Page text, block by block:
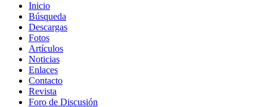
Inicio
Búsqueda
Descargas
Fotos
Artículos
Noticias
Enlaces
Contacto
Revista
Foro de Discusión